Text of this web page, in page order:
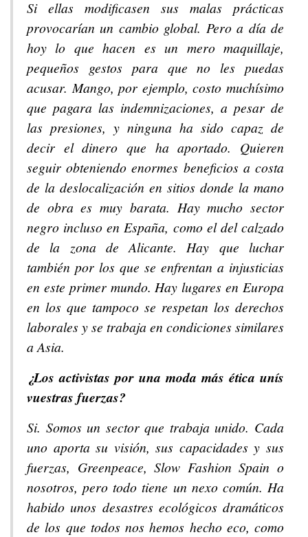
Si ellas modificasen sus malas prácticas
provocarían un cambio global. Pero a día de
hoy lo que hacen es un mero maquillaje,
pequeños gestos para que no les puedas
acusar. Mango, por ejemplo, costo muchísimo
que pagara las indemnizaciones, a pesar de
las presiones, y ninguna ha sido capaz de
decir el dinero que ha aportado. Quieren
seguir obteniendo enormes beneficios a costa
de la deslocalización en sitios donde la mano
de obra es muy barata. Hay mucho sector
negro incluso en España, como el del calzado
de la zona de Alicante. Hay que luchar
también por los que se enfrentan a injusticias
en este primer mundo. Hay lugares en Europa
en los que tampoco se respetan los derechos
laborales y se trabaja en condiciones similares
a Asia.
¿Los activistas por una moda más ética unís
vuestras fuerzas?
Si. Somos un sector que trabaja unido. Cada
uno aporta su visión, sus capacidades y sus
fuerzas, Greenpeace, Slow Fashion Spain o
nosotros, pero todo tiene un nexo común. Ha
habido unos desastres ecológicos dramáticos
de los que todos nos hemos hecho eco, como